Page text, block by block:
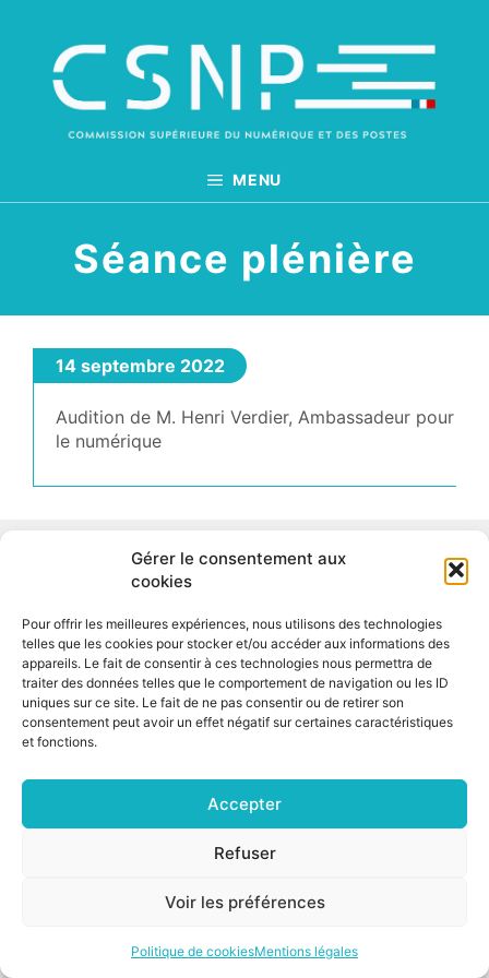
Gérer le consentement aux
cookies
Pour offrir les meilleures expériences, nous utilisons des technologies
telles que les cookies pour stocker et/ou accéder aux informations des
appareils. Le fait de consentir à ces technologies nous permettra de
traiter des données telles que le comportement de navigation ou les ID
uniques sur ce site. Le fait de ne pas consentir ou de retirer son
consentement peut avoir un effet négatif sur certaines caractéristiques
et fonctions.
Accepter
Refuser
Voir les préférences
Politique de cookiesMentions légales
contenu
MENU
Séance plénière
14 septembre 2022
Audition de M. Henri Verdier, Ambassadeur pour
le numérique
©2026 CSNP | Mentions légales|Cookies